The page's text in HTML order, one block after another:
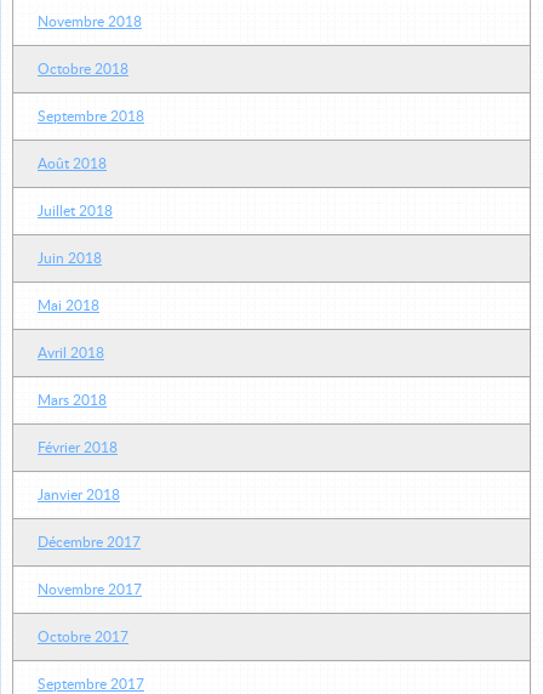
Novembre 2018
Octobre 2018
Septembre 2018
Août 2018
Juillet 2018
Juin 2018
Mai 2018
Avril 2018
Mars 2018
Février 2018
Janvier 2018
Décembre 2017
Novembre 2017
Octobre 2017
Septembre 2017